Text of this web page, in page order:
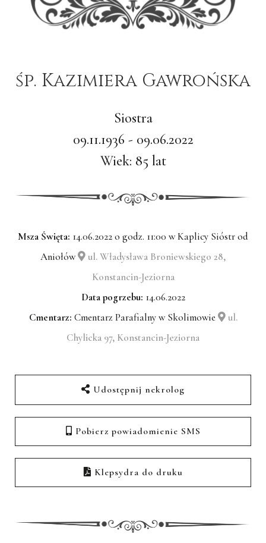
śp. Kazimiera Gawrońska
Siostra
09.11.1936 - 09.06.2022
Wiek: 85 lat
Msza Święta: 14.06.2022 o godz. 11:00 w Kaplicy Sióstr od
Aniołów
ul. Władysława Broniewskiego 28,
Konstancin-Jeziorna
Data pogrzebu: 14.06.2022
Cmentarz: Cmentarz Parafialny w Skolimowie
ul.
Chylicka 97, Konstancin-Jeziorna
Udostępnij nekrolog
Pobierz powiadomienie SMS
Klepsydra do druku